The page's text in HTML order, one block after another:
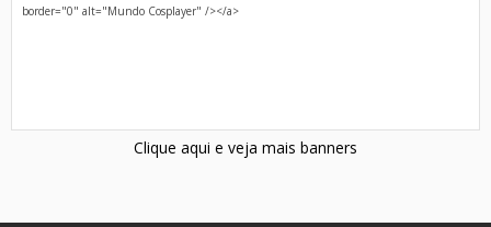
Clique aqui e veja mais banners